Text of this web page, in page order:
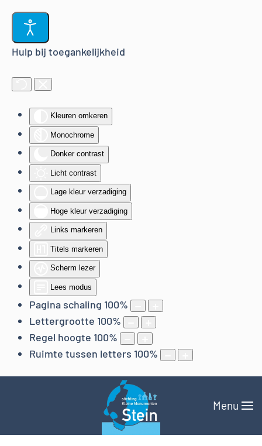
Hulp bij toegankelijkheid
Kleuren omkeren
Monochrome
Donker contrast
Licht contrast
Lage kleur verzadiging
Hoge kleur verzadiging
Links markeren
Titels markeren
Scherm lezer
Lees modus
Pagina schaling 100%
Lettergrootte 100%
Regel hoogte 100%
Ruimte tussen letters 100%
Terug naar hoofdinhoud
Menu